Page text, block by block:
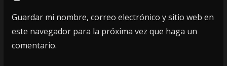
Guardar mi nombre, correo electrónico y sitio web en
este navegador para la próxima vez que haga un
comentario.